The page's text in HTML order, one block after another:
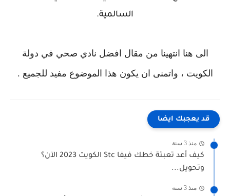
السالمية.
الى هنا انتهينا من مقال افضل نادي صحي في دولة
الكويت ، واتمنى ان يكون هذا الموضوع مفيد للجميع .
قد يعجبك ايضا
منذ 3 سنة
كيف أعد تعبئة خطك فيفا Stc الكويت 2023 الآن؟
وتحويل...
منذ 3 سنة